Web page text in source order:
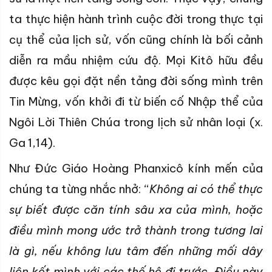
ta thực hiện hành trình cuộc đời trong thực tại
cụ thể của lịch sử, vốn cũng chính là bối cảnh
diễn ra mầu nhiệm cứu độ. Mọi Kitô hữu đều
được kêu gọi đặt nền tảng đời sống mình trên
Tin Mừng, vốn khởi đi từ biến cố Nhập thể của
Ngôi Lời Thiên Chúa trong lịch sử nhân loại (x.
Ga 1,14).
Như Đức Giáo Hoàng Phanxicô kính mến của
chúng ta từng nhắc nhở: “Không ai có thể thực
sự biết được căn tính sâu xa của mình, hoặc
điều mình mong ước trở thành trong tương lai
là gì, nếu không lưu tâm đến những mối dây